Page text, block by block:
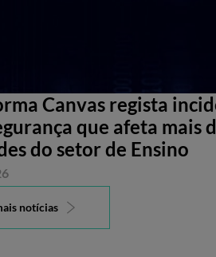
Canvas regista
que afeta mais
do setor de Ensino
notícias